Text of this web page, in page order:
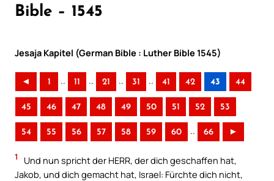
Bible – 1545
Jesaja Kapitel (German Bible : Luther Bible 1545)
◄ 1 .. 11 .. 21 .. 31 .. 41 42 43 44
45 46 47 48 49 50 51 52 53
54 55 56 57 58 59 60 .. 66 ►
1
Und nun spricht der HERR, der dich geschaffen hat,
Jakob, und dich gemacht hat, Israel: Fürchte dich nicht,